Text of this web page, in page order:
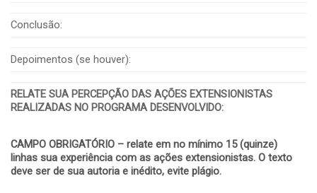
Conclusão:
Depoimentos (se houver):
RELATE SUA PERCEPÇÃO DAS AÇÕES EXTENSIONISTAS
REALIZADAS NO PROGRAMA DESENVOLVIDO:
CAMPO OBRIGATÓRIO – relate em no mínimo 15 (quinze)
linhas sua experiência com as ações extensionistas. O texto
deve ser de sua autoria e inédito, evite plágio.